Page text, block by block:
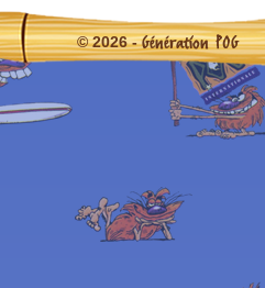
© 2026 -Génération POG